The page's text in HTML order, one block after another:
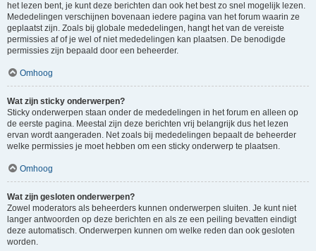
het lezen bent, je kunt deze berichten dan ook het best zo snel mogelijk lezen.
Mededelingen verschijnen bovenaan iedere pagina van het forum waarin ze
geplaatst zijn. Zoals bij globale mededelingen, hangt het van de vereiste
permissies af of je wel of niet mededelingen kan plaatsen. De benodigde
permissies zijn bepaald door een beheerder.
Omhoog
Wat zijn sticky onderwerpen?
Sticky onderwerpen staan onder de mededelingen in het forum en alleen op
de eerste pagina. Meestal zijn deze berichten vrij belangrijk dus het lezen
ervan wordt aangeraden. Net zoals bij mededelingen bepaalt de beheerder
welke permissies je moet hebben om een sticky onderwerp te plaatsen.
Omhoog
Wat zijn gesloten onderwerpen?
Zowel moderators als beheerders kunnen onderwerpen sluiten. Je kunt niet
langer antwoorden op deze berichten en als ze een peiling bevatten eindigt
deze automatisch. Onderwerpen kunnen om welke reden dan ook gesloten
worden.